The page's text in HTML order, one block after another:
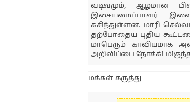
வடிவமும், ஆழமான
இசையமைப்பாளர்
கசிந்துள்ளன. மாரி
தற்போதைய புதிய
மாபெரும் காவியமாக
அறிவிப்பை நோக்கி
மக்கள் கருத்து